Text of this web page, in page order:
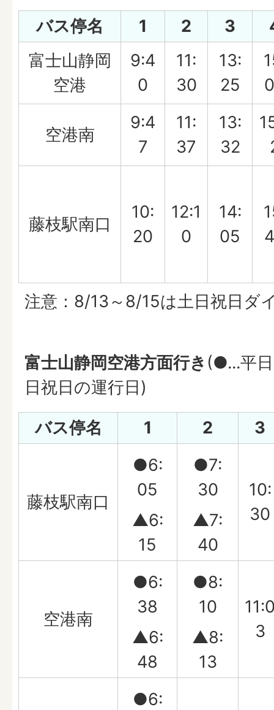
バス停名 1 2 3
富士山静岡
空港
9:4
0
11:
30
13:
25
空港南
9:4
7
11:
37
13:
32
藤枝駅南口
10:
20
12:1
0
14:
05
注意：8/13～8/15は土日祝日ダ
富士山静岡空港方面行き (●...平
日祝日の運行日)
バス停名
1 2 3
藤枝駅南口
●6:
05
▲6:
15
●7:
30
▲7:
40
10:
30
空港南
●6:
38
▲6:
48
●8:
10
▲8:
13
3
●6: